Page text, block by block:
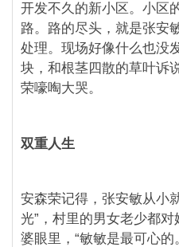
开发不久的新小区。小区
路。路的尽头，就是张安
处理。现场好像什么也没
块，和根茎四散的草叶诉
荣嚎啕大哭。
双重人生
安森荣记得，张安敏从小
光”，村里的男女老少都
婆眼里，“敏敏是最可心